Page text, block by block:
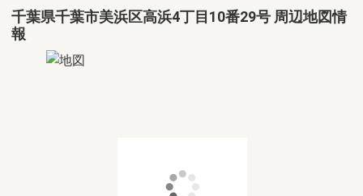
千葉県千葉市美浜区高浜4丁目10番29号 周辺地図情
報